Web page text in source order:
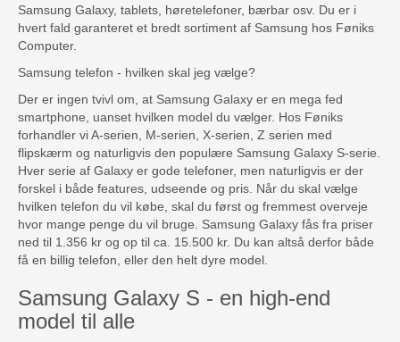
Samsung Galaxy, tablets, høretelefoner, bærbar osv. Du er i
hvert fald garanteret et bredt sortiment af Samsung hos Føniks
Computer.
Samsung telefon - hvilken skal jeg vælge?
Der er ingen tvivl om, at Samsung Galaxy er en mega fed
smartphone, uanset hvilken model du vælger. Hos Føniks
forhandler vi A-serien, M-serien, X-serien, Z serien med
flipskærm og naturligvis den populære Samsung Galaxy S-serie.
Hver serie af Galaxy er gode telefoner, men naturligvis er der
forskel i både features, udseende og pris. Når du skal vælge
hvilken telefon du vil købe, skal du først og fremmest overveje
hvor mange penge du vil bruge. Samsung Galaxy fås fra priser
ned til 1.356 kr og op til ca. 15.500 kr. Du kan altså derfor både
få en billig telefon, eller den helt dyre model.
Samsung Galaxy S - en high-end
model til alle